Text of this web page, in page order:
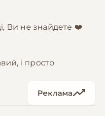
Ви не знайдете ❤️
і просто
Реклама